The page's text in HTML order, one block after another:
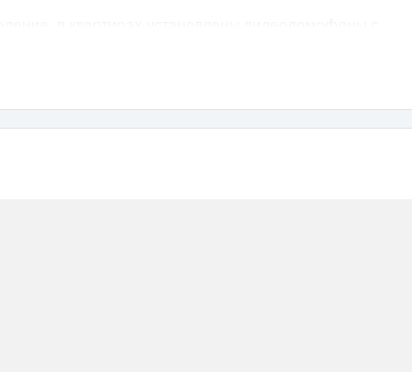
благоустроена, на ней проведено озеленение по
Во дворе расположены детские и спортивные
с беседками, спроектирован бульвар и
крытый и гостевой паркинг.
развита, в пешей доступности: школа, детский сад,